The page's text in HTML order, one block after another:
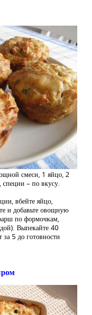
смеси, 1 яйцо, 2
специи – по вкусу.
вбейте яйцо,
и добавьте овощную
по формочкам,
Выпекайте 40
5 до готовности